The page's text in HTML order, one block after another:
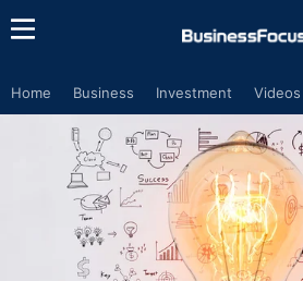
Home Business Investment Videos